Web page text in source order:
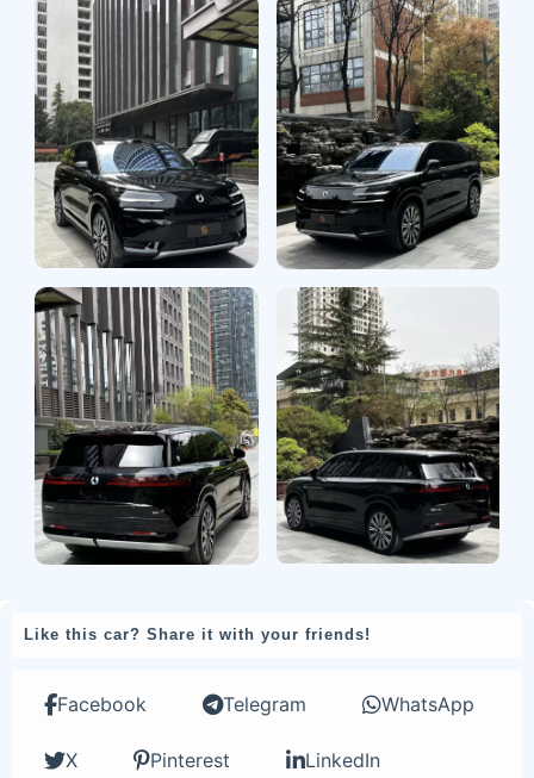
Like this car? Share it with your friends!
Facebook Telegram WhatsApp
X Pinterest LinkedIn